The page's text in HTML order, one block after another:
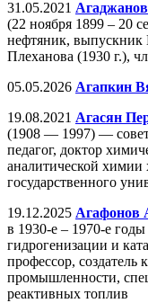
31.05.2021
(22 ноября 1899 – 20
нефтяник, выпускник
Плеханова (1930 г.),
05.05.2026 Агапкин
19.08.2021 Агасян
(1908 — 1997) —
педагог, доктор
аналитической химии
государственного
19.12.2025 Агафонов
в 1930-е – 1970-е
гидрогенизации и
профессор, создатель
промышленности,
реактивных топлив